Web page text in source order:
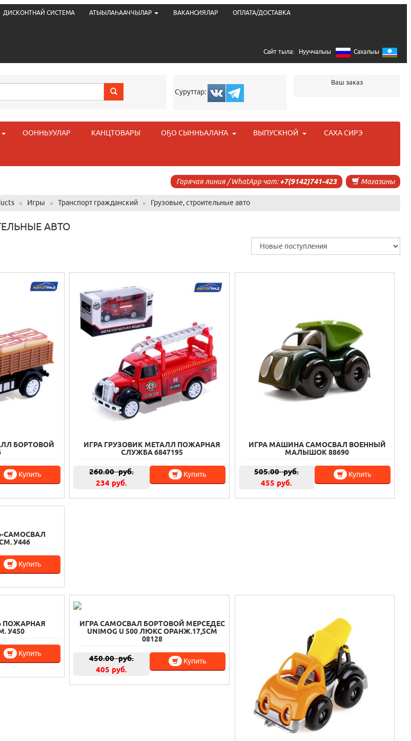
ДИСКОНТНАЙ СИСТЕМА АТЫЫЛАҺААЧЧЫЛАР ВАКАНСИЯЛАР ОПЛАТА/ДОСТАВКА
Сайт тыла: Нууччалыы Сахалыы
Суруттар:
Ваш заказ
ООННЬУУЛАР КАНЦТОВАРЫ ОҔО СЫННЬАЛАҤА ВЫПУСКНОЙ САХА СИРЭ
Магазины
Горячая линия / WhatApp чат:+7(9142)741-423
» Игры » Транспорт гражданский » Грузовые, строительные авто
АВТО
БОРТОВОЙ
Купить
ИГРА ГРУЗОВИК МЕТАЛЛ ПОЖАРНАЯ
СЛУЖБА 6847195
260.00руб.
234 руб.
Купить
ИГРА МАШИНА САМОСВАЛ ВОЕННЫЙ
МАЛЫШОК 88690
505.00руб.
455 руб.
Купить
САМОСВАЛ
У446
Купить
ПОЖАРНАЯ
У450
Купить
ИГРА САМОСВАЛ БОРТОВОЙ МЕРСЕДЕС
UNIMOG U 500 ЛЮКС ОРАНЖ.17,5СМ
08128
450.00руб.
405 руб.
Купить